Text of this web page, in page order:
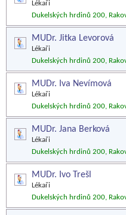
Lékaři
Dukelských hrdinů 200,
MUDr. Jitka Levorová
Lékaři
Dukelských hrdinů 200,
MUDr. Iva Nevímová
Lékaři
Dukelských hrdinů 200,
MUDr. Jana Berková
Lékaři
Dukelských hrdinů 200,
MUDr. Ivo Trešl
Lékaři
Dukelských hrdinů 200,